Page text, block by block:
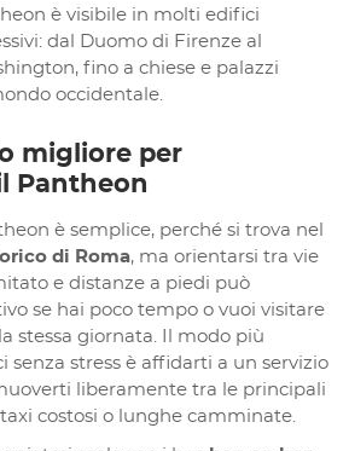
è visibile in molti edifici
dal Duomo di Firenze al
fino a chiese e palazzi
occidentale.
migliore per
Pantheon
è semplice, perché si trova nel
di Roma, ma orientarsi tra vie
e distanze a piedi può
se hai poco tempo o vuoi visitare
stessa giornata. Il modo più
senza stress è affidarti a un servizio
liberamente tra le principali
costosi o lunghe camminate.